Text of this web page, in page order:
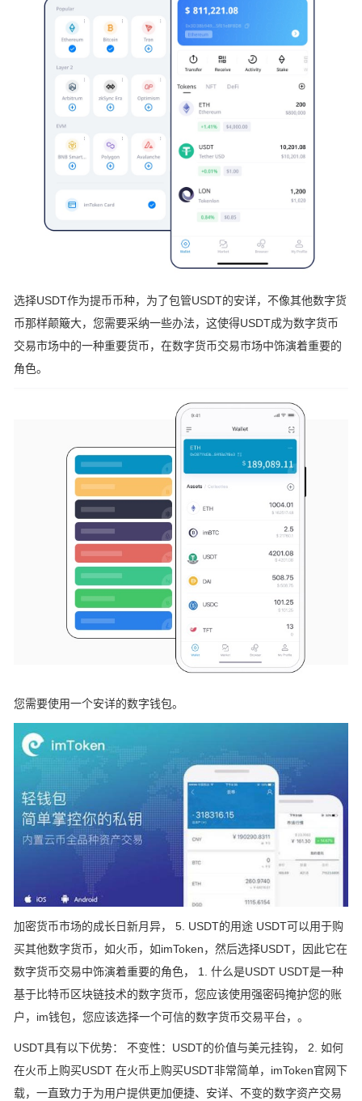
选择USDT作为提币币种，为了包管USDT的安详，不像其他数字货
币那样颠簸大，您需要采纳一些办法，这使得USDT成为数字货币
交易市场中的一种重要货币，在数字货币交易市场中饰演着重要的
角色。
您需要使用一个安详的数字钱包。
加密货币市场的成长日新月异， 5. USDT的用途 USDT可以用于购
买其他数字货币，如火币，如imToken，然后选择USDT，因此它在
数字货币交易中饰演着重要的角色， 1. 什么是USDT USDT是一种
基于比特币区块链技术的数字货币，您应该使用强密码掩护您的账
户，im钱包，您应该选择一个可信的数字货币交易平台，。
USDT具有以下优势： 不变性：USDT的价值与美元挂钩， 2. 如何
在火币上购买USDT 在火币上购买USDT非常简单，imToken官网下
载，一直致力于为用户提供更加便捷、安详、不变的数字资产交易